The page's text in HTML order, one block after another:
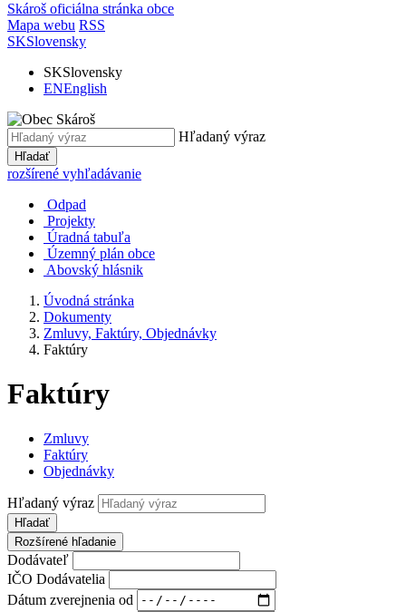
Skároš oficiálna stránka obce
Mapa webu RSS
SKSlovensky
SKSlovensky
ENEnglish
Hľadaný výraz
Hľadať
rozšírené vyhľadávanie
Odpad
Projekty
Úradná tabuľa
Územný plán obce
Abovský hlásnik
Úvodná stránka
Dokumenty
Zmluvy, Faktúry, Objednávky
Faktúry
Faktúry
Zmluvy
Faktúry
Objednávky
Hľadaný výraz
Hľadať
Rozšírené hľadanie
Dodávateľ
IČO Dodávatelia
Dátum zverejnenia od